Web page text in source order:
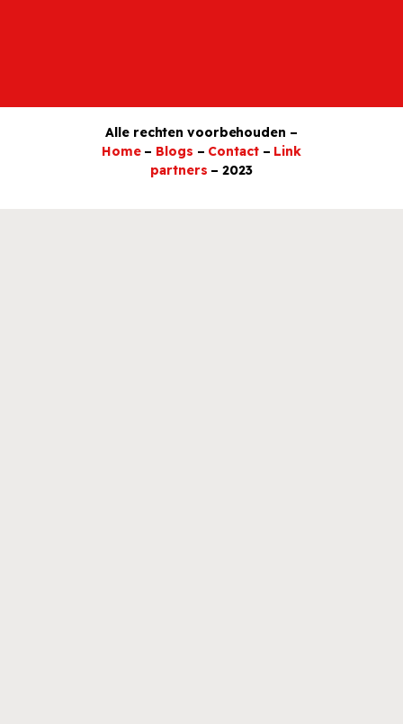
Alle rechten voorbehouden –
Home – Blogs – Contact – Link
partners – 2023